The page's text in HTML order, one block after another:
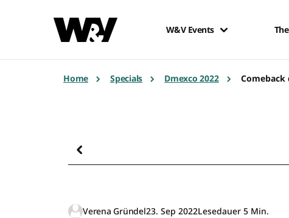
W&V Events
Home Specials Dmexco 2022 Comeback
Verena Gründel23. Sep 2022Lesedauer 5 Min.